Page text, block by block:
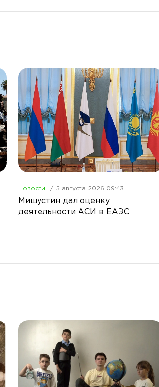
Новости 5 августа 2026 09:43
Мишустин дал оценку
деятельности АСИ в ЕАЭС